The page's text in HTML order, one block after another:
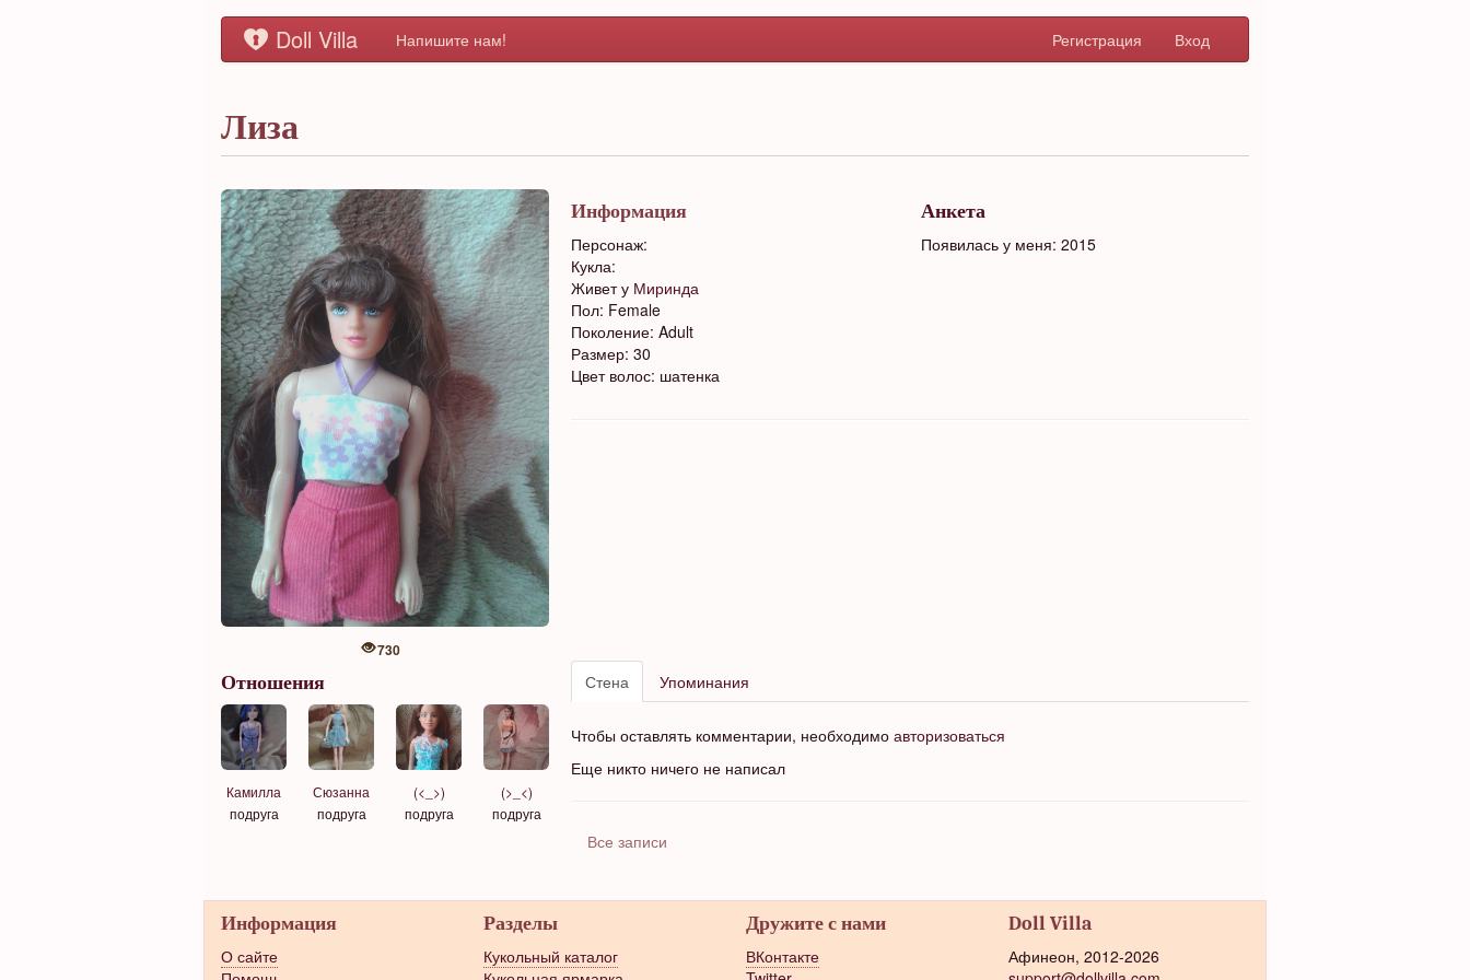
Doll Villa Напишите нам! Регистрация Вход
Лиза
730
Информация
Персонаж:
Кукла:
Живет у Миринда
Пол: Female
Поколение: Adult
Размер: 30
Цвет волос: шатенка
Анкета
Появилась у меня: 2015
Отношения
Камилла
подруга
Сюзанна
подруга
(<_>)
подруга
(>_<)
подруга
Стена Упоминания
Чтобы оставлять комментарии, необходимо авторизоваться
Еще никто ничего не написал
Все записи
Информация
О сайте
Разделы
Кукольный каталог
Дружите с нами
ВКонтакте
Doll Villa
Афинеон, 2012-2026